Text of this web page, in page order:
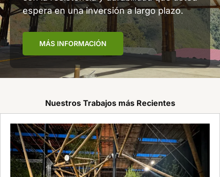
espera en una inversión a largo plazo.
MÁS INFORMACIÓN
Nuestros Trabajos más Recientes